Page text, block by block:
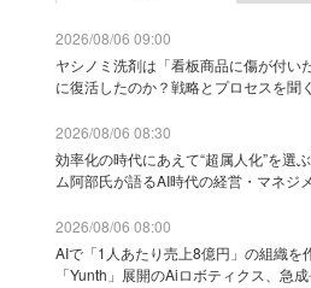
2026/08/06 09:00
ヤシノミ洗剤は「看板商品に傷が付い
に復活したのか？戦略とプロセスを聞く
2026/08/06 08:30
効率化の時代にあえて“超属人化”を選
ム阿部氏が語るAI時代の経営・マネジ
2026/08/06 08:00
AIで「1人あたり売上8億円」の組織を
「Yunth」展開のAiロボティクス、急